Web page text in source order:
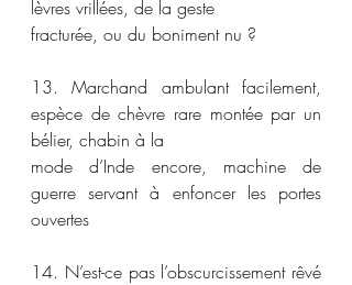
lèvres vrillées, de la geste
fracturée, ou du boniment nu ?
13. Marchand ambulant facilement,
espèce de chèvre rare montée par un
bélier, chabin à la
mode d’Inde encore, machine de
guerre servant à enfoncer les portes
ouvertes
14. N’est-ce pas l’obscurcissement rêvé